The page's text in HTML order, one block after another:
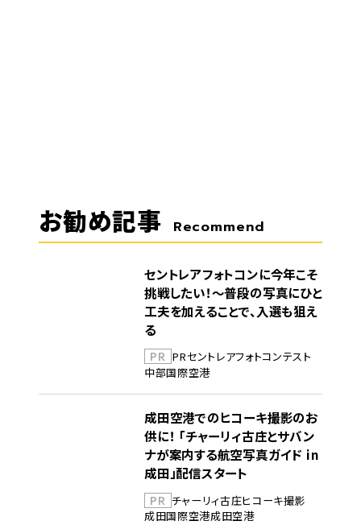
お勧め記事 Recommend
セントレアフォトコンに今年こそ
挑戦したい！～普段の写真にひと
工夫を加えることで、入選も狙え
る
PR PRセントレアフォトコンテスト
中部国際空港
成田空港でのヒコーキ撮影のお
供に！ 「チャーリィ古庄とサバン
ナが案内する航空写真ガイド in
成田」配信スタート
PR チャーリィ古庄ヒコーキ撮影
成田国際空港成田空港